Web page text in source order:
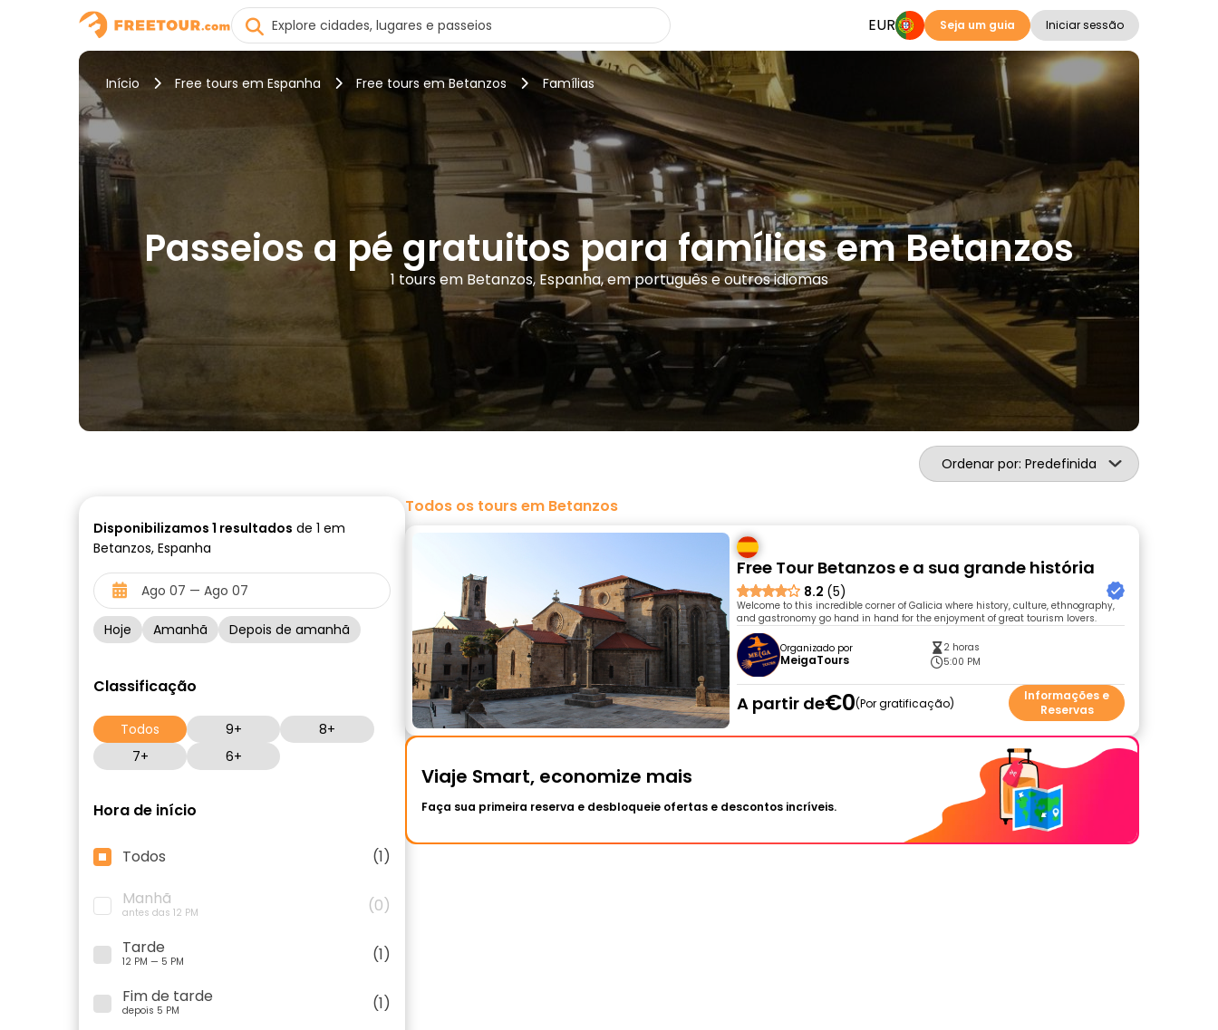
EUR Seja um guia Iniciar sessão
Início Free tours em Espanha Free tours em Betanzos Famílias
Passeios a pé gratuitos para famílias em Betanzos
1 tours em Betanzos, Espanha, em português e outros idiomas
Ordenar por: Predefinida
Disponibilizamos 1 resultados de 1 em
Betanzos, Espanha
Hoje Amanhã Depois de amanhã
Classificação
Todos 9+
8+
7+
6+
Hora de início
Todos
(1)
Manhã
antes das 12 PM
(0)
Tarde
12 PM — 5 PM
(1)
Fim de tarde
depois 5 PM (1)
Todos os tours em Betanzos
Free Tour Betanzos e a sua grande história
8.2 (5)
Welcome to this incredible corner of Galicia where history, culture, ethnography,
and gastronomy go hand in hand for the enjoyment of great tourism lovers.
Organizado por
MeigaTours
2 horas
5:00 PM
A partir de€0 Por gratificação
Informações e
Reservas
Viaje Smart, economize mais
Faça sua primeira reserva e desbloqueie ofertas e descontos incríveis.